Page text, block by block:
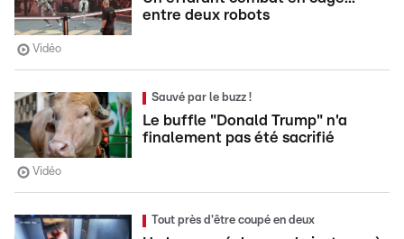
entre deux robots
Vidéo
Sauvé par le buzz !
Le buffle "Donald Trump" n'a
finalement pas été sacrifié
Vidéo
Tout près d'être coupé en deux